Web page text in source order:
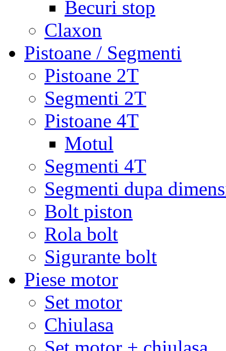
Becuri stop
Claxon
Pistoane / Segmenti
Pistoane 2T
Segmenti 2T
Pistoane 4T
Motul
Segmenti 4T
Segmenti dupa
Bolt piston
Rola bolt
Sigurante bolt
Piese motor
Set motor
Chiulasa